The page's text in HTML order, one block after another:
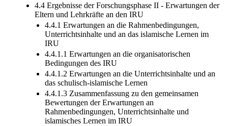
4.4 Ergebnisse der Forschungsphase II - Erwartungen der
Eltern und Lehrkräfte an den IRU
4.4.1 Erwartungen an die Rahmenbedingungen,
Unterrichtsinhalte und an das islamische Lernen im
IRU
4.4.1.1 Erwartungen an die organisatorischen
Bedingungen des IRU
4.4.1.2 Erwartungen an die Unterrichtsinhalte und an
das schulisch-islamische Lernen
4.4.1.3 Zusammenfassung zu den gemeinsamen
Bewertungen der Erwartungen an
Rahmenbedingungen, Unterrichtsinhalte und
islamisches Lernen im IRU